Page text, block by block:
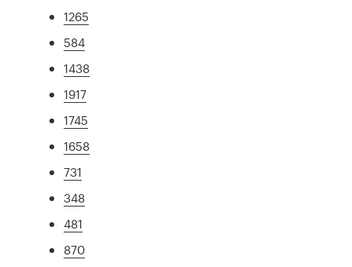
1265
584
1438
1917
1745
1658
731
348
481
870